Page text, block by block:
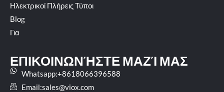
Ηλεκτρικοί Πλήρεις Τύποι
Blog
Για
ΕΠΙΚΟΙΝΩΝΉΣΤΕ ΜΑΖΊ ΜΑΣ
Whatsapp:+8618066396588
Email:sales@viox.com